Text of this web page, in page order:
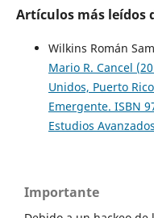
Artículos más leídos
Wilkins Román
Mario R. Cancel
Unidos, Puerto
Emergente. ISBN
Estudios
Importante